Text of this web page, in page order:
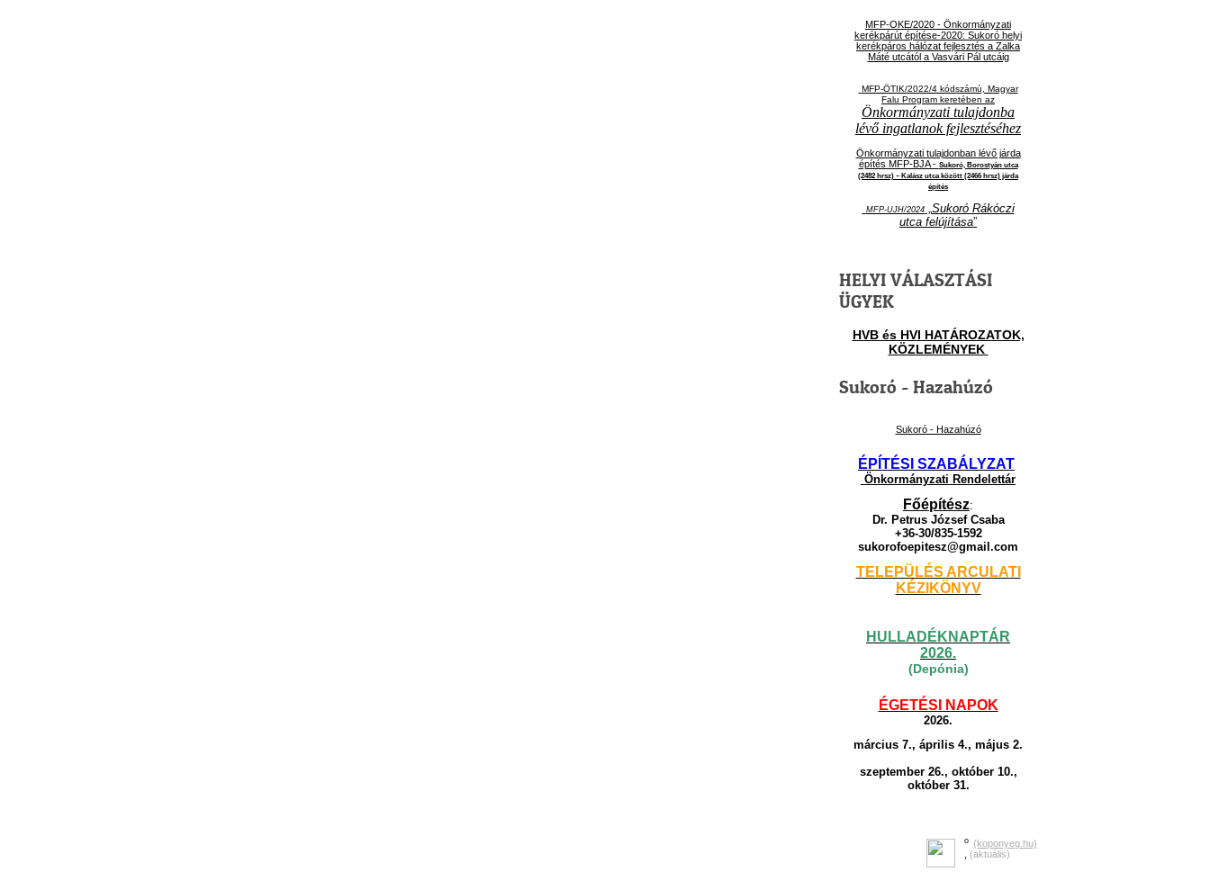
MFP-OKE/2020 - Önkormányzati
kerékpárút építése-2020: Sukoró helyi
kerékpáros hálózat fejlesztés a Zalka
Máté utcától a Vasvári Pál utcáig
MFP-ÖTIK/2022/4 kódszámú, Magyar
Falu Program keretében az
Önkormányzati tulajdonba
lévő ingatlanok fejlesztéséhez
Önkormányzati tulajdonban lévő járda
építés MFP-BJA - Sukoró, Borostyán utca
(2482 hrsz) – Kalász utca között (2466 hrsz) járda
építés
MFP-UJH/2024„ Sukoró Rákóczi
utca felújítása”
HELYI VÁLASZTÁSI
ÜGYEK
HVB és HVI HATÁROZATOK,
KÖZLEMÉNYEK
Sukoró - Hazahúzó
Sukoró - Hazahúzó
ÉPÍTÉSI SZABÁLYZAT
Önkormányzati Rendelettár
Főépítész:
Dr. Petrus József Csaba
+36-30/835-1592
sukorofoepitesz@gmail.com
TELEPÜLÉS ARCULATI
KÉZIKÖNYV
HULLADÉKNAPTÁR
2026.
(Depónia)
ÉGETÉSI NAPOK
2026.
március 7., április 4., május 2.
szeptember 26., október 10.,
október 31.
o (koponyeg.hu)
(aktuális)